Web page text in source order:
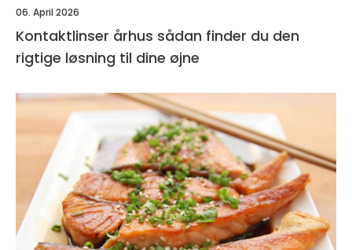
06. April 2026
Kontaktlinser århus sådan finder du den
rigtige løsning til dine øjne